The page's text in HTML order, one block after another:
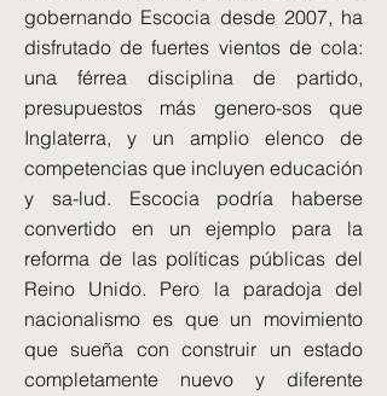
gobernando Escocia desde 2007, ha
disfrutado de fuertes vientos de cola:
una férrea disciplina de partido,
presupuestos más genero-sos que
Inglaterra, y un amplio elenco de
competencias que incluyen educación
y sa-lud. Escocia podría haberse
convertido en un ejemplo para la
reforma de las políticas públicas del
Reino Unido. Pero la paradoja del
nacionalismo es que un movimiento
que sueña con construir un estado
completamente nuevo y diferente